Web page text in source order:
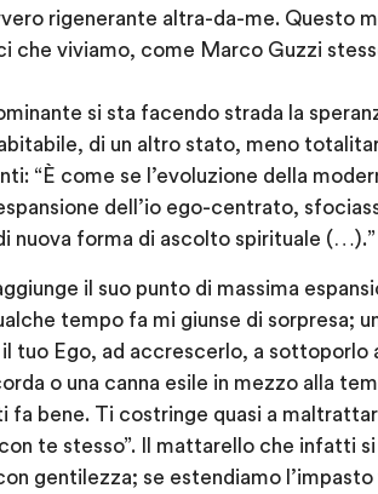
rigenerante altra-da-me. Questo
viviamo, come Marco Guzzi
si sta facendo strada la
di un altro stato, meno
“È come se l’evoluzione della
dell’io ego-centrato,
nuova forma di ascolto spirituale
il suo punto di massima
tempo fa mi giunse di sorpresa;
tuo Ego, ad accrescerlo, a sottoporlo
o una canna esile in mezzo alla
fa bene. Ti costringe quasi a
te stesso”. Il mattarello che infatti
gentilezza; se estendiamo